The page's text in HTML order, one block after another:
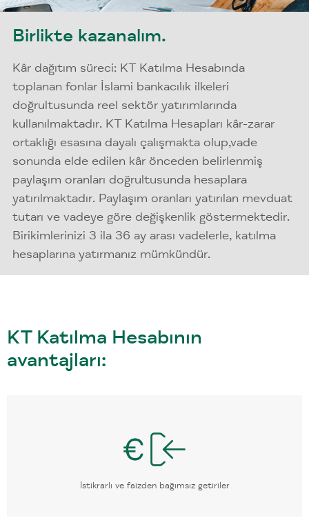
Birlikte kazanalım.
Kâr dağıtım süreci: KT Katılma Hesabında
toplanan fonlar İslami bankacılık ilkeleri
doğrultusunda reel sektör yatırımlarında
kullanılmaktadır. KT Katılma Hesapları kâr-zarar
ortaklığı esasına dayalı çalışmakta olup,vade
sonunda elde edilen kâr önceden belirlenmiş
paylaşım oranları doğrultusunda hesaplara
yatırılmaktadır. Paylaşım oranları yatırılan mevduat
tutarı ve vadeye göre değişkenlik göstermektedir.
Birikimlerinizi 3 ila 36 ay arası vadelerle, katılma
hesaplarına yatırmanız mümkündür.
KT Katılma Hesabının
avantajları:
İstikrarlı ve faizden bağımsız getiriler